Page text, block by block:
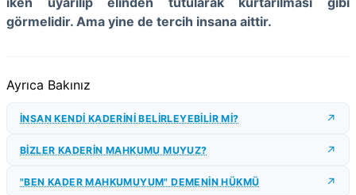
görmelidir. Ama yine de tercih insana aittir.
Ayrıca Bakınız
İNSAN KENDİ KADERİNİ BELİRLEYEBİLİR Mİ?
BİZLER KADERİN MAHKUMU MUYUZ?
"BEN KADER MAHKUMUYUM" DEMENİN HÜKMÜ